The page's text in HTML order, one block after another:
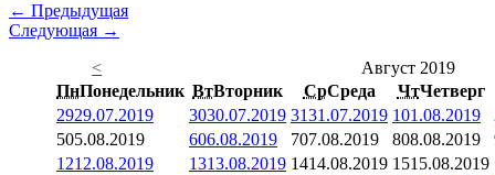
← Предыдущая
Следующая →
<
Август 2019
ПнПонедельник ВтВторник СрСреда ЧтЧетверг
2929.07.2019 3030.07.2019 3131.07.2019 101.08.2019
505.08.2019 606.08.2019 707.08.2019 808.08.2019
1212.08.2019 1313.08.2019 1414.08.2019 1515.08.2019